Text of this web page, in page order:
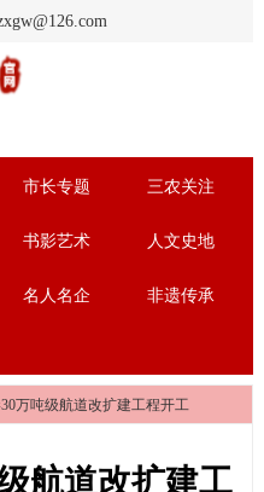
市长专题 三农关注
书影艺术 人文史地
名人名企 非遗传承
万吨级航道改扩建工程开工
航道改扩建工